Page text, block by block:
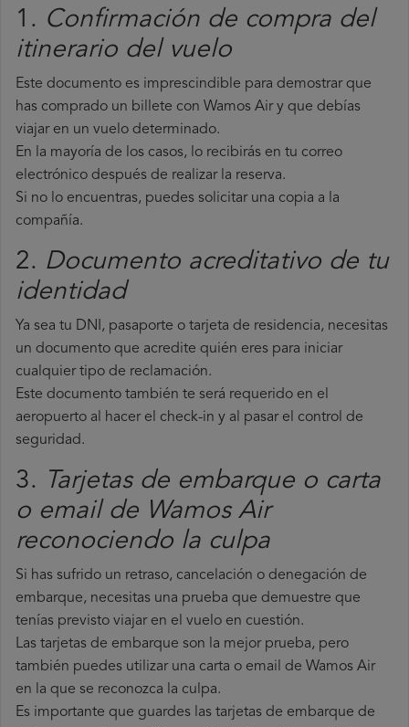
1. Confirmación de compra del
itinerario del vuelo
Este documento es imprescindible para demostrar que
has comprado un billete con Wamos Air y que debías
viajar en un vuelo determinado.
En la mayoría de los casos, lo recibirás en tu correo
electrónico después de realizar la reserva.
Si no lo encuentras, puedes solicitar una copia a la
compañía.
2. Documento acreditativo de tu
identidad
Ya sea tu DNI, pasaporte o tarjeta de residencia, necesitas
un documento que acredite quién eres para iniciar
cualquier tipo de reclamación.
Este documento también te será requerido en el
aeropuerto al hacer el check-in y al pasar el control de
seguridad.
3.
Tarjetas de embarque o carta
o email de Wamos Air
reconociendo la culpa
Si has sufrido un retraso, cancelación o denegación de
embarque, necesitas una prueba que demuestre que
tenías previsto viajar en el vuelo en cuestión.
Las tarjetas de embarque son la mejor prueba, pero
también puedes utilizar una carta o email de Wamos Air
en la que se reconozca la culpa.
Es importante que guardes las tarjetas de embarque de